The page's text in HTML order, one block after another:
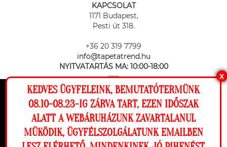
Ez a weboldal cookie-kat használ, hogy a
lehető legjobb élményt nyújtsa honlapunkon.
Beállítások
KAPCSOLAT
1171 Budapest,
Pesti út 318.
+36 20 319 7799
info@tapetatrend.hu
NYITVATARTÁS MA: 10:00-18:00
Az online fizetést a Barion Payment Zrt. biztosítja, MNB engedély
száma: H-EN-I-1064/2013
X
KEDVES ÜGYFELEINK, BEMUTATÓTERMÜNK
08.10-08.23-IG ZÁRVA TART, EZEN IDŐSZAK
ALATT A WEBÁRUHÁZUNK ZAVARTALANUL
MÜKÖDIK, ÜGYFÉLSZOLGÁLATUNK EMAILBEN